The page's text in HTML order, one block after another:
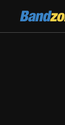
Bandzone.cz
žijeme hudbou